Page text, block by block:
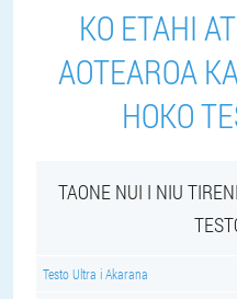
KO ETAHI
AOTEAROA
HOKO
TAONE NUI I NIU
Testo Ultra i Akarana